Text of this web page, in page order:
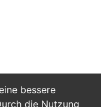
bessere
die Nutzung